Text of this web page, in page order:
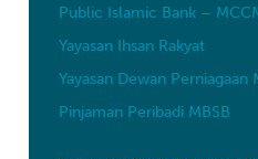
Public Islamic Bank –
Yayasan Ihsan Rakyat
Yayasan Dewan Perniagaan
Pinjaman Peribadi MBSB